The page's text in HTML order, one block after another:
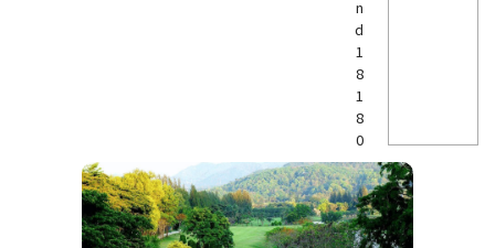
n
d
1
8
1
8
0